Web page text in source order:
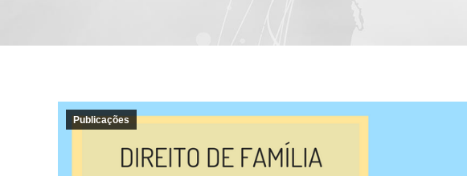
Publicações